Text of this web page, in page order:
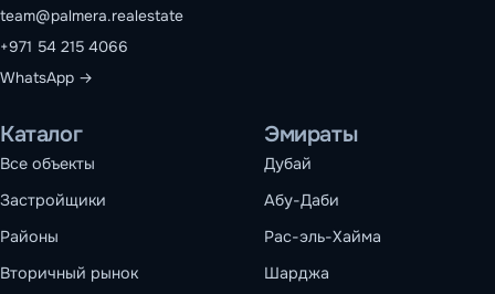
team@palmera.realestate
+971 54 215 4066
WhatsApp →
Каталог
Все объекты
Застройщики
Районы
Вторичный рынок
Эмираты
Дубай
Абу-Даби
Рас-эль-Хайма
Шарджа